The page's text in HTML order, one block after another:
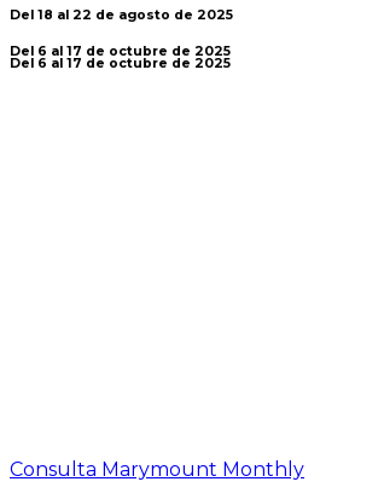
Del 18 al 22 de agosto de 2025
Del 6 al 17 de octubre de 2025
Del 6 al 17 de octubre de 2025
Consulta Marymount Monthly